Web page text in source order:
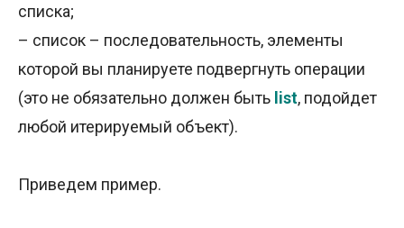
списка;
– список – последовательность, элементы
которой вы планируете подвергнуть операции
(это не обязательно должен быть list, подойдет
любой итерируемый объект).
Приведем пример.